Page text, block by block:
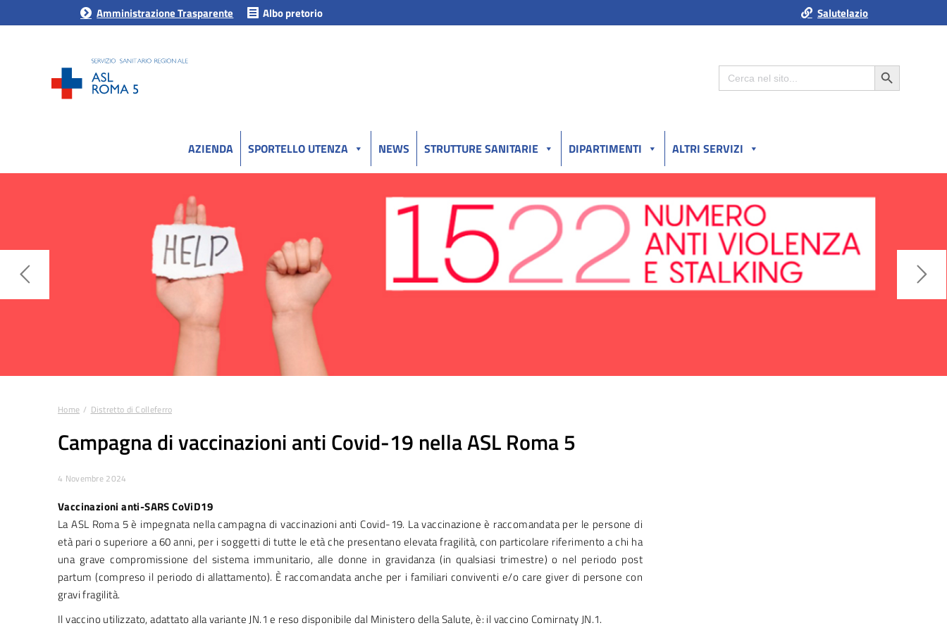
Amministrazione Trasparente Albo pretorio Salutelazio
Search
for:
Search Button
AZIENDA SPORTELLO UTENZA NEWS STRUTTURE SANITARIE DIPARTIMENTI ALTRI SERVIZI
Tu sei qui:
Home Distretto di Colleferro
Campagna di vaccinazioni anti Covid-19 nella ASL Roma 5
4 Novembre 2024
Vaccinazioni anti-SARS CoViD19
La ASL Roma 5 è impegnata nella campagna di vaccinazioni anti Covid-19. La vaccinazione è raccomandata per le persone di
età pari o superiore a 60 anni, per i soggetti di tutte le età che presentano elevata fragilità, con particolare riferimento a chi ha
una grave compromissione del sistema immunitario, alle donne in gravidanza (in qualsiasi trimestre) o nel periodo post
partum (compreso il periodo di allattamento). È raccomandata anche per i familiari conviventi e/o care giver di persone con
gravi fragilità.
Il vaccino utilizzato, adattato alla variante JN.1 e reso disponibile dal Ministero della Salute, è: il vaccino Comirnaty JN.1.